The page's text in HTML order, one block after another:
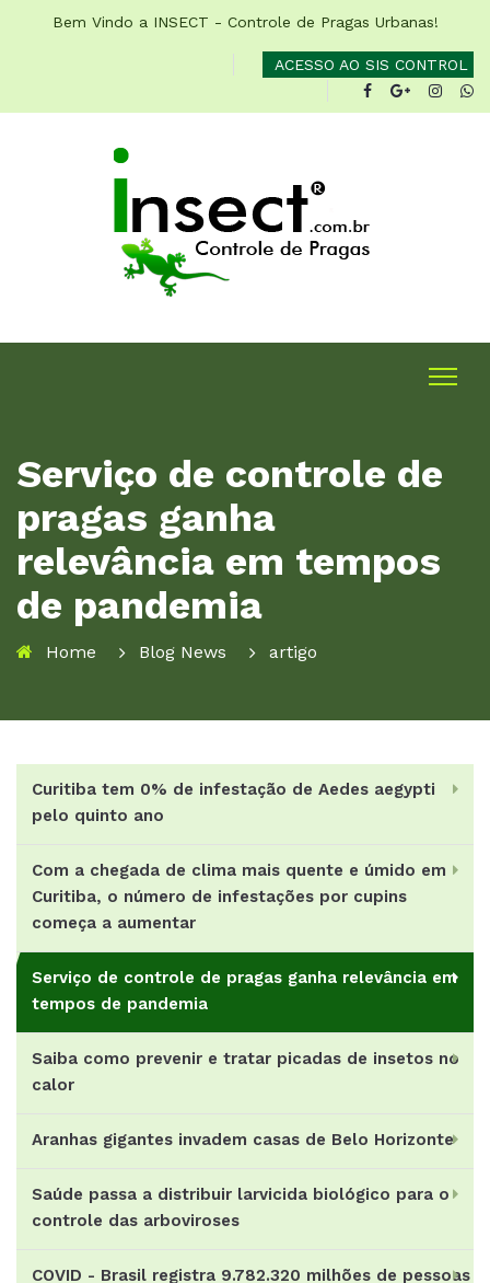
Bem Vindo a INSECT - Controle de Pragas Urbanas!
ACESSO AO SIS CONTROL
Serviço de controle de
pragas ganha
relevância em tempos
de pandemia
Home Blog News artigo
Curitiba tem 0% de infestação de Aedes aegypti
pelo quinto ano
Com a chegada de clima mais quente e úmido em
Curitiba, o número de infestações por cupins
começa a aumentar
Serviço de controle de pragas ganha relevância em
tempos de pandemia
Saiba como prevenir e tratar picadas de insetos no
calor
Aranhas gigantes invadem casas de Belo Horizonte
Saúde passa a distribuir larvicida biológico para o
controle das arboviroses
COVID - Brasil registra 9.782.320 milhões de pessoas